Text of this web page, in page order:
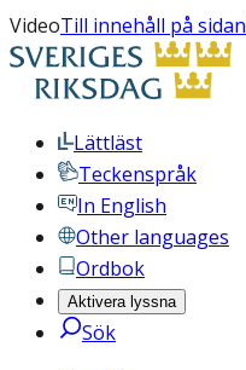
VideoTill innehåll på sidan
Lättläst
Teckenspråk
In English
Other languages
Ordbok
Aktivera lyssna
Sök